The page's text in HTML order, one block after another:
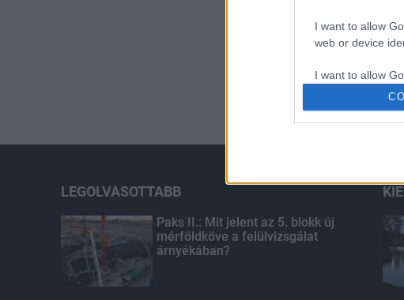
I want to allow
web or device
I want to allow
I want to allow
I want to allow
LEGOLVASOTTABB
Paks II.: Mit jelent az 5. blokk új
mérföldköve a felülvizsgálat
árnyékában?